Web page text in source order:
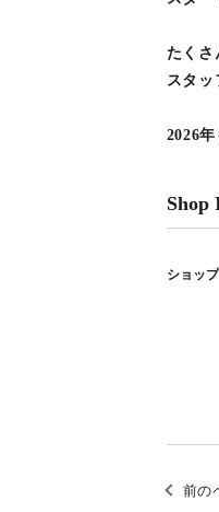
たくさ
スタッ
2026
Shop
ショッ
前の